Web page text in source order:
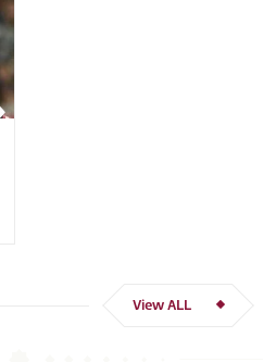
View ALL